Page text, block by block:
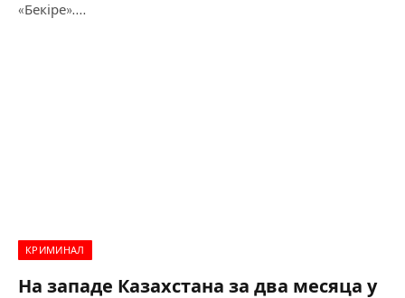
«Бекіре».…
КРИМИНАЛ
На западе Казахстана за два месяца у